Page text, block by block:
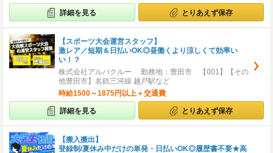
詳細を見る とりあえず保存
【スポーツ大会運営スタッフ】
激レア／短期＆日払いOK◎昼働くより涼しくて効率い
い！？
株式会社アルバクルー 勤務地：豊田市 【001】【その
他豊田市】名鉄三河線 越戸駅など
時給1500～1875円以上＋交通費
詳細を見る とりあえず保存
【搬入搬出】
登録制/夏休み中だけの単発・日払いOK◎履歴書不要★高